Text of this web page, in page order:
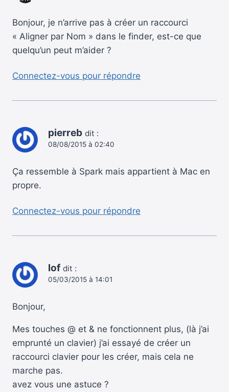
Bonjour, je n’arrive pas à créer un raccourci
« Aligner par Nom » dans le finder, est-ce que
quelqu’un peut m’aider ?
Connectez-vous pour répondre
pierreb dit :
08/08/2015 à 02:40
Ça ressemble à Spark mais appartient à Mac en
propre.
Connectez-vous pour répondre
lof dit :
05/03/2015 à 14:01
Bonjour,
Mes touches @ et & ne fonctionnent plus, (là j’ai
emprunté un clavier) j’ai essayé de créer un
raccourci clavier pour les créer, mais cela ne
marche pas.
avez vous une astuce ?